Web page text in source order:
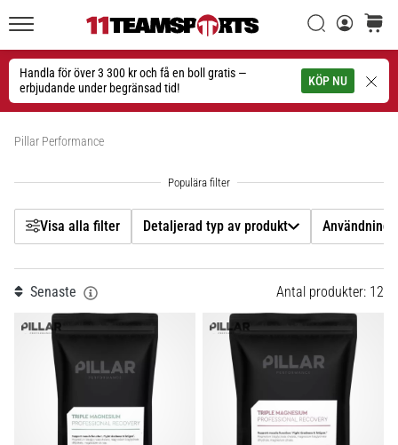
Handla för över 3 300 kr och få en boll gratis —
erbjudande under begränsad tid!
KÖP NU
Sök
Sök
1. 7. 2025
•
1 min. läsning
Play
for
Victories
dig
för
EM
2025
med
officiella
Pillar Performance
Visa alla filter Detaljerad typ av produkt Användning
Filtr
Detaljerad typ av produkt
Användning
Färg
Vikt (g)
Visa produkter
Senaste Antal produkter: 12